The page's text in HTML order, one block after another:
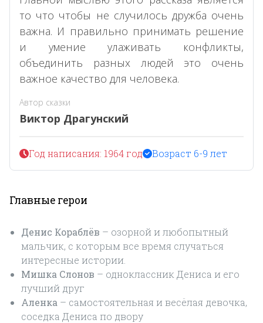
то что чтобы не случилось дружба очень
важна. И правильно принимать решение
и умение улаживать конфликты,
объединить разных людей это очень
важное качество для человека.
Автор сказки
Виктор Драгунский
Год написания: 1964 год Возраст 6-9 лет
Главные герои
Денис Кораблёв – озорной и любопытный
мальчик, с которым все время случаться
интересные истории.
Мишка Слонов – одноклассник Дениса и его
лучший друг
Аленка – самостоятельная и весёлая девочка,
соседка Дениса по двору